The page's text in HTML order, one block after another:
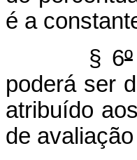
é a
§ 6º
poderá ser
atribuído
de